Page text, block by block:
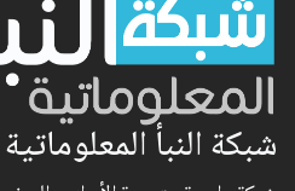
شبكة النبأ المعلوماتية